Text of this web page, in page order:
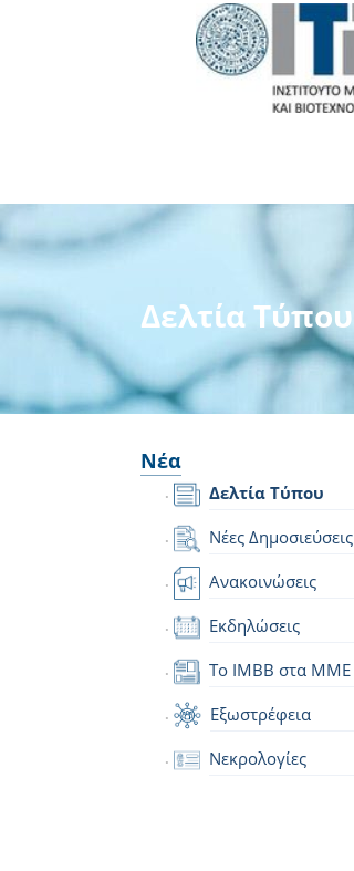
Δελτία Τύπου
Νέα
Δελτία Τύπου
Νέες Δημοσιεύσεις
Ανακοινώσεις
Εκδηλώσεις
Το IMBB στα ΜΜΕ
Εξωστρέφεια
Νεκρολογίες